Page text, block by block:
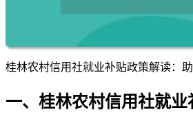
桂林农村信用社就业补贴政策解读：
一、桂林农村信用社就